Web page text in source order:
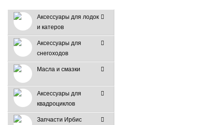
Аксессуары для лодок
и катеров
Аксессуары для
снегоходов
Масла и смазки
Аксессуары для
квадроциклов
Запчасти Ирбис